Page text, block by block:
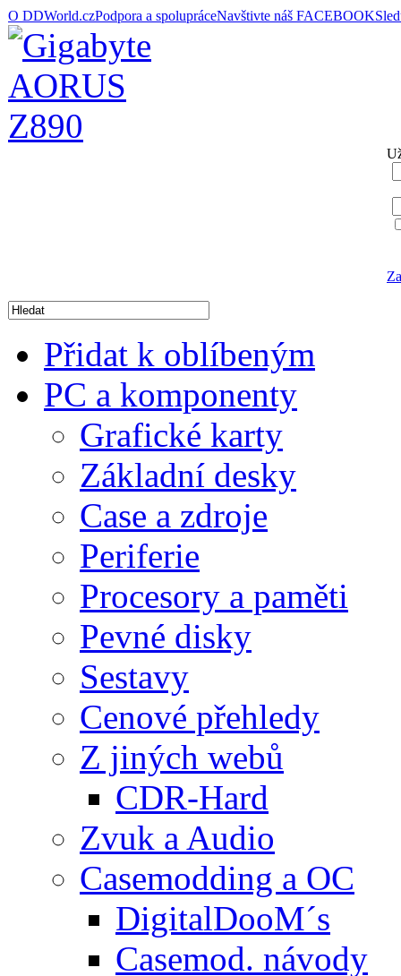
O DDWorld.czPodpora a spolupráceNavštivte náš FACEBOOK
Přidat k oblíbeným
PC a komponenty
Grafické karty
Základní desky
Case a zdroje
Periferie
Procesory a paměti
Pevné disky
Sestavy
Cenové přehledy
Z jiných webů
CDR-Hard
Zvuk a Audio
Casemodding a OC
DigitalDooM´s
Casemod. návody